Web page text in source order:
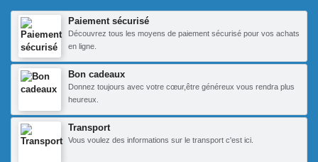
Paiement sécurisé
Découvrez tous les moyens de paiement sécurisé pour vos achats
en ligne.
Bon cadeaux
Donnez toujours avec votre cœur,être généreux vous rendra plus
heureux.
Transport
Vous voulez des informations sur le transport c'est ici.